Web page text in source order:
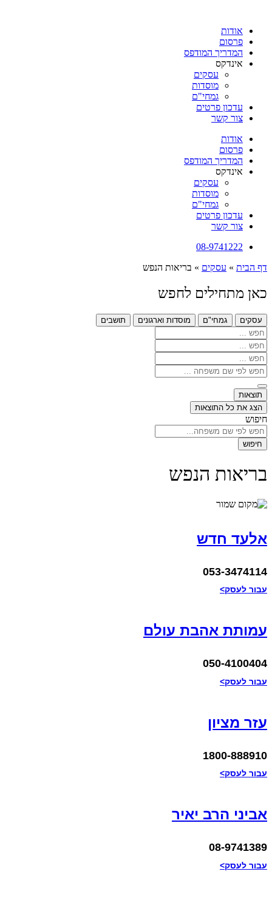
אודות
פרסום
המדריך המודפס
אינדקס
עסקים
מוסדות
גמחי"ם
עדכון פרטים
צור קשר
אודות
פרסום
המדריך המודפס
אינדקס
עסקים
מוסדות
גמחי"ם
עדכון פרטים
צור קשר
08-9741222
דף הבית » עסקים » בריאות הנפש
כאן מתחילים לחפש
עסקים גמחי"ם מוסדות וארגונים תושבים
Search
...
Search
...
Search
...
Search
...
תוצאות
הצג את כל התוצאות
חיפוש
חיפוש
בריאות הנפש
אלעד חדש
053-3474114
עבור לעסק>
עמותת אהבת עולם
050-4100404
עבור לעסק>
עזר מציון
1800-888910
עבור לעסק>
אביני הרב יאיר
08-9741389
עבור לעסק>